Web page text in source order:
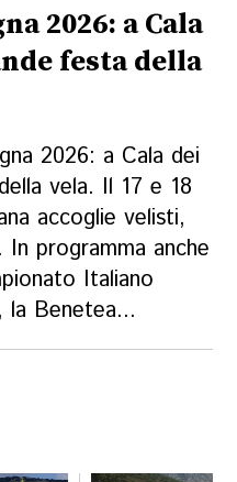
2026: a Cala
festa della
2026: a Cala dei
vela. Il 17 e 18
accoglie velisti,
programma anche
Italiano
la Benetea...